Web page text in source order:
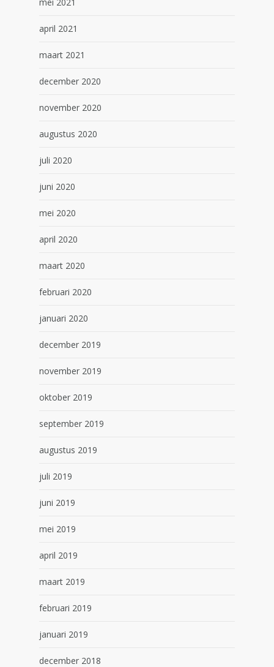
april 2021
maart 2021
december 2020
november 2020
augustus 2020
juli 2020
juni 2020
mei 2020
april 2020
maart 2020
februari 2020
januari 2020
december 2019
november 2019
oktober 2019
september 2019
augustus 2019
juli 2019
juni 2019
mei 2019
april 2019
maart 2019
februari 2019
januari 2019
december 2018